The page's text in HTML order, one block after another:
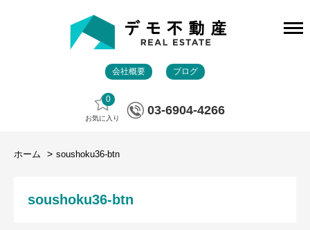
会社概要 ブログ
0
お気に入り
03-6904-4266
ホーム soushoku36-btn
soushoku36-btn